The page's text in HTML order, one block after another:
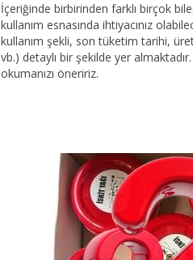
İçeriğinde birbirinden farklı birçok
kullanım esnasında ihtiyacınız
kullanım şekli, son tüketim tarihi,
vb.) detaylı bir şekilde yer
okumanızı öneririz.